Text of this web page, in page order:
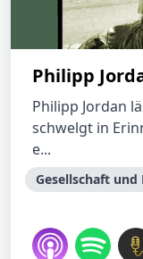
Philipp
Philipp Jordan
schwelgt in
e...
Gesellschaft und